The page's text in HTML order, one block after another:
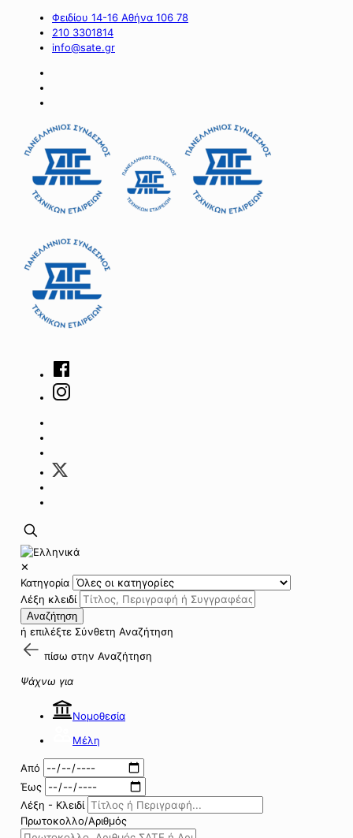
Φειδίου 14-16 Αθήνα 106 78
210 3301814
info@sate.gr
✕
Κατηγορία
Λέξη κλειδί
Αναζήτηση
ή επιλέξτε Σύνθετη Αναζήτηση
πίσω στην Αναζήτηση
Ψάχνω για
Νομοθεσία
Μέλη
Από
Έως
Λέξη - Κλειδί
Πρωτοκολλο/Αριθμός